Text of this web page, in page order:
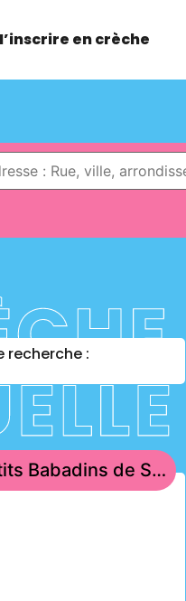
en crèche
recherche :
Les P’tits Babadins de Saint-Yvi